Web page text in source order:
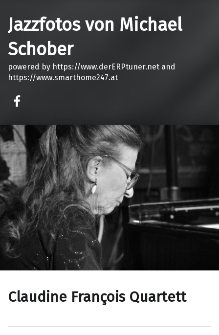
Jazzfotos von Michael
Schober
powered by https://www.derERPtuner.net and
https://www.smarthome247.at
Claudine François Quartett